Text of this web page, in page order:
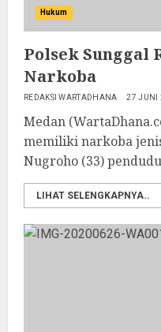
Hukum
Polsek Sunggal
Narkoba
REDAKSI WARTADHANA 27 JUNI
Medan
memiliki narkoba
Nugroho (33)
LIHAT SELENGKAPNYA..